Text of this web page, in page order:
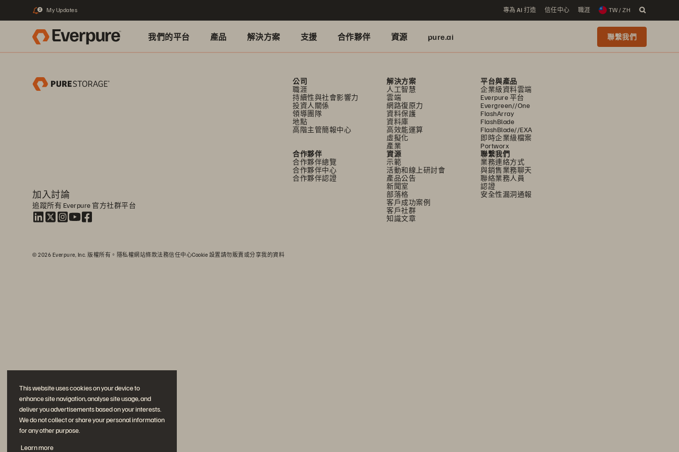
This website uses cookies on your device to
enhance site navigation, analyse site usage, and
deliver you advertisements based on your interests.
We do not collect or share your personal information
for any other purpose.
Learn more
2 My Updates 專為 AI 打造 信任中心 職涯 TW / ZH
我們的平台 產品 解決方案 支援 合作夥伴 資源 pure.ai 聯繫我們
公司
職涯
持續性與社會影響力
投資人關係
領導團隊
地點
高階主管簡報中心
解決方案
人工智慧
雲端
網路復原力
資料保護
資料庫
高效能運算
虛擬化
產業
平台與產品
企業級資料雲端
Everpure 平台
Evergreen//One
FlashArray
FlashBlade
FlashBlade//EXA
即時企業級檔案
Portworx
合作夥伴
合作夥伴總覽
合作夥伴中心
合作夥伴認證
資源
示範
活動和線上研討會
產品公告
新聞室
部落格
客戶成功案例
客戶社群
知識文章
聯繫我們
業務連絡方式
與銷售業務聊天
聯絡業務人員
認證
安全性漏洞通報
加入討論
追蹤所有 Everpure 官方社群平台
© 2026 Everpure, Inc. 版權所有。 隱私權網站條款法務信任中心Cookie 設置請勿販賣或分享我的資料